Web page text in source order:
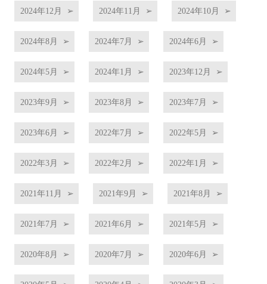
2024年12月 2024年11月 2024年10月
2024年8月 2024年7月 2024年6月
2024年5月 2024年1月 2023年12月
2023年9月 2023年8月 2023年7月
2023年6月 2022年7月 2022年5月
2022年3月 2022年2月 2022年1月
2021年11月 2021年9月 2021年8月
2021年7月 2021年6月 2021年5月
2020年8月 2020年7月 2020年6月